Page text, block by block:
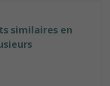
similaires en